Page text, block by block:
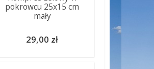
pokrowcu 25x15 cm
mały
29,00 zł